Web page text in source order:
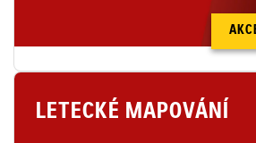
LETECKÉ MAPOVÁNÍ